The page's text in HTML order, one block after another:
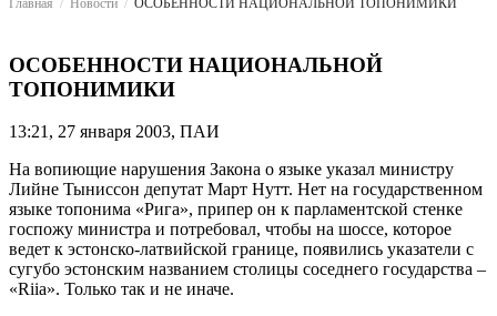
Главная Новости ОСОБЕННОСТИ НАЦИОНАЛЬНОЙ ТОПОНИМИКИ
ОСОБЕННОСТИ НАЦИОНАЛЬНОЙ
ТОПОНИМИКИ
13:21, 27 января 2003, ПАИ
На вопиющие нарушения Закона о языке указал министру
Лийне Тыниссон депутат Март Нутт. Нет на государственном
языке топонима «Рига», припер он к парламентской стенке
госпожу министра и потребовал, чтобы на шоссе, которое
ведет к эстонско-латвийской границе, появились указатели с
сугубо эстонским названием столицы соседнего государства –
«Riia». Только так и не иначе.